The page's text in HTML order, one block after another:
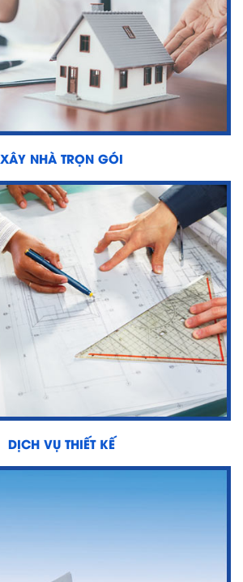
XÂY NHÀ TRỌN GÓI
DỊCH VỤ THIẾT KẾ